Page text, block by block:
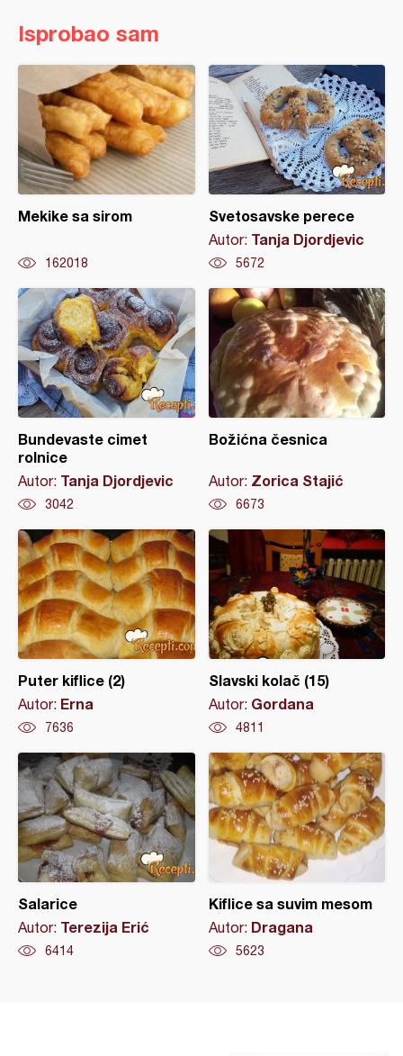
Isprobao sam
Mekike sa sirom
162018
Svetosavske perece
Autor: Tanja Djordjevic
5672
Bundevaste cimet
rolnice
Autor: Tanja Djordjevic
3042
Božićna česnica
Autor: Zorica Stajić
6673
Puter kiflice (2)
Autor: Erna
7636
Slavski kolač (15)
Autor: Gordana
4811
Salarice
Autor: Terezija Erić
6414
Kiflice sa suvim mesom
Autor: Dragana
5623